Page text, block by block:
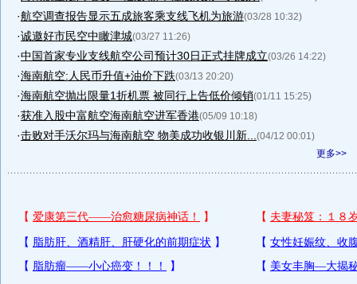
·航空调查报告显示五成旅客乘支线飞机为旅游(03/28 10:32)
·诚邀好市民空中瞰津城(03/27 11:26)
·中国首家专业支线航空公司预计30日正式挂牌成立(03/26 14:22)
·海南航空:人民币升值+油价下跌(03/13 20:20)
·海南航空抛出限量1折机票 被同行上告低价倾销(01/11 15:25)
·获准入股中富航空海南航空进军香港(05/09 10:18)
·击败对手沃尔玛与海南航空 物美成功收银川新... (04/12 00:01)
更多>>